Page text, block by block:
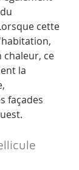
cette
chaleur, ce
la
façades